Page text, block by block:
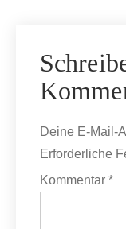
Deine E-Mail-
Erforderliche
Kommentar *